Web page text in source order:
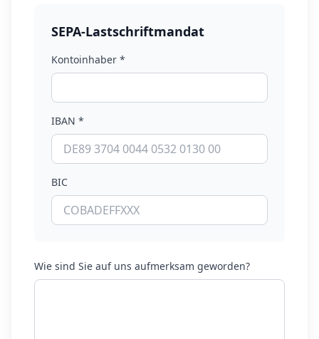
SEPA-Lastschriftmandat
Kontoinhaber *
IBAN *
BIC
Wie sind Sie auf uns aufmerksam geworden?